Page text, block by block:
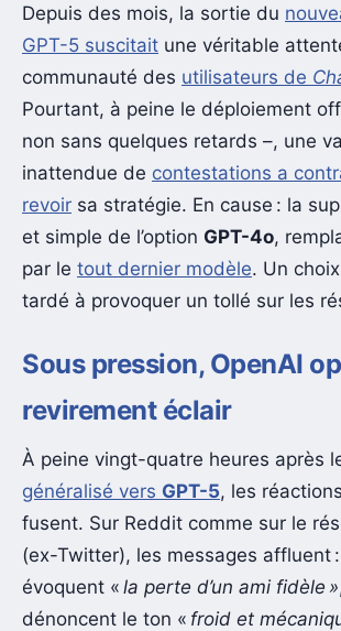
Depuis des mois, la sortie du
GPT-5 suscitait une véritable
communauté des utilisateurs de
Pourtant, à peine le déploiement
non sans quelques retards –, une
inattendue de contestations a
revoir sa stratégie. En cause : la
et simple de l’option GPT-4o,
par le tout dernier modèle. Un
tardé à provoquer un tollé sur les
Sous pression, OpenAI
revirement éclair
À peine vingt-quatre heures après
généralisé vers GPT-5, les
fusent. Sur Reddit comme sur le
(ex-Twitter), les messages affluent
évoquent « la perte d’un ami fidèle »
dénoncent le ton « froid et